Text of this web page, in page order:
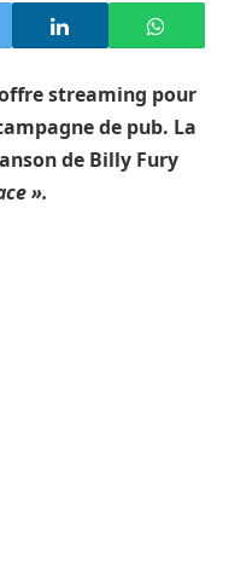
streaming pour
de pub. La
de Billy Fury
».